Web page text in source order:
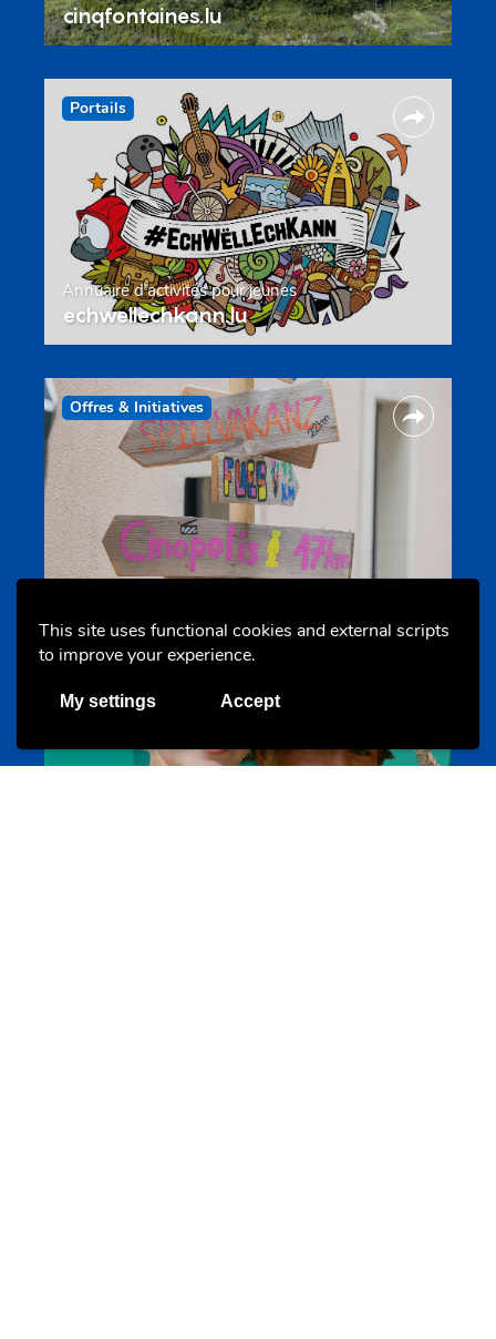
This site uses functional cookies and external scripts
to improve your experience.
My settings Accept
cinqfontaines.lu
Portails
Annuaire d’activités pour jeunes
echwellechkann.lu
Offres & Initiatives
Evenements